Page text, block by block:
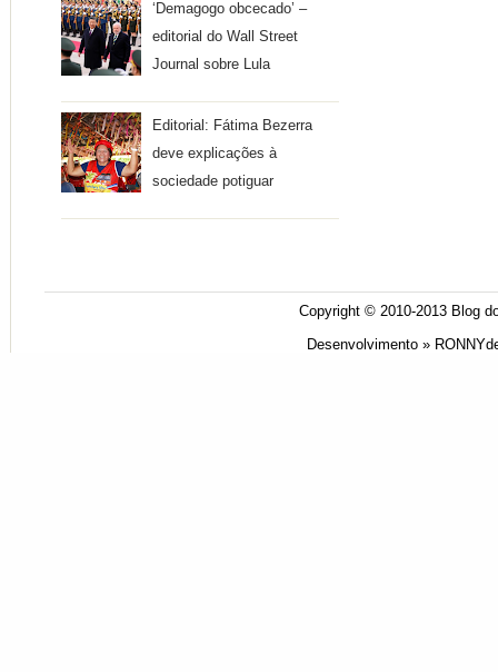
‘Demagogo obcecado’ –
editorial do Wall Street
Journal sobre Lula
Editorial: Fátima Bezerra
deve explicações à
sociedade potiguar
Copyright © 2010-2013 Blog
Desenvolvimento »